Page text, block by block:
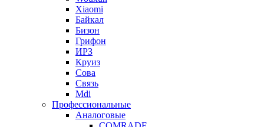
Xiaomi
Байкал
Бизон
Грифон
ИРЗ
Круиз
Сова
Связь
Mdi
Профессиональные
Аналоговые